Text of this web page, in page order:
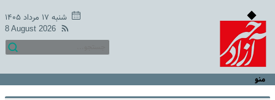
شنبه ۱۷ مرداد ۱۴۰۵
8 August 2026
منو